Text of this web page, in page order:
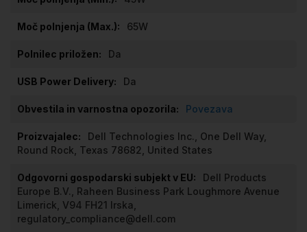
65W
Da
Da
Povezava
Dell Technologies Inc., One Dell Way,
Round Rock, Texas 78682, United States
Dell Products
Europe B.V., Raheen Business Park Loughmore Avenue
Limerick, V94 FH21 Irska,
regulatory_compliance@dell.com